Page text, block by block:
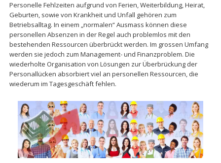
Personelle Fehlzeiten aufgrund von Ferien, Weiterbildung, Heirat,
Geburten, sowie von Krankheit und Unfall gehören zum
Betriebsalltag. In einem „normalen“ Ausmass können diese
personellen Absenzen in der Regel auch problemlos mit den
bestehenden Ressourcen überbrückt werden. Im grossen Umfang
werden sie jedoch zum Management- und Finanzproblem. Die
wiederholte Organisation von Lösungen zur Überbrückung der
Personallücken absorbiert viel an personellen Ressourcen, die
wiederum im Tagesgeschäft fehlen.